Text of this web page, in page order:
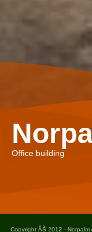
Office building
Copyright ÂŠ 2012 - Norpalm